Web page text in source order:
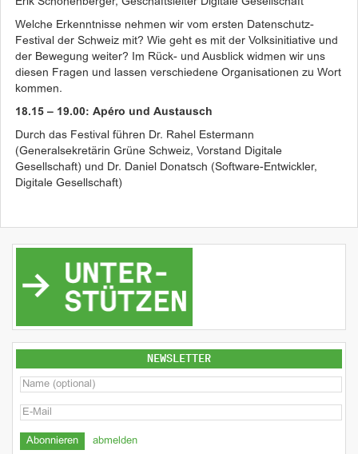
Welche Erkenntnisse nehmen wir vom ersten Datenschutz-
Festival der Schweiz mit? Wie geht es mit der Volksinitiative und
der Bewegung weiter? Im Rück- und Ausblick widmen wir uns
diesen Fragen und lassen verschiedene Organisationen zu Wort
kommen.
18.15 – 19.00: Apéro und Austausch
Durch das Festival führen Dr. Rahel Estermann
(Generalsekretärin Grüne Schweiz, Vorstand Digitale
Gesellschaft) und Dr. Daniel Donatsch (Software-Entwickler,
Digitale Gesellschaft)
NEWSLETTER
abmelden